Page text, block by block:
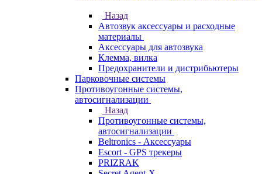
Назад
Автозвук аксессуары и расходные
материалы
Аксессуары для автозвука
Клемма, вилка
Предохранители и дистрибьютеры
Парковочные системы
Противоугонные системы,
автосигнализации
Назад
Противоугонные системы,
автосигнализации
Beltronics - Аксессуары
Escort - GPS трекеры
PRIZRAK